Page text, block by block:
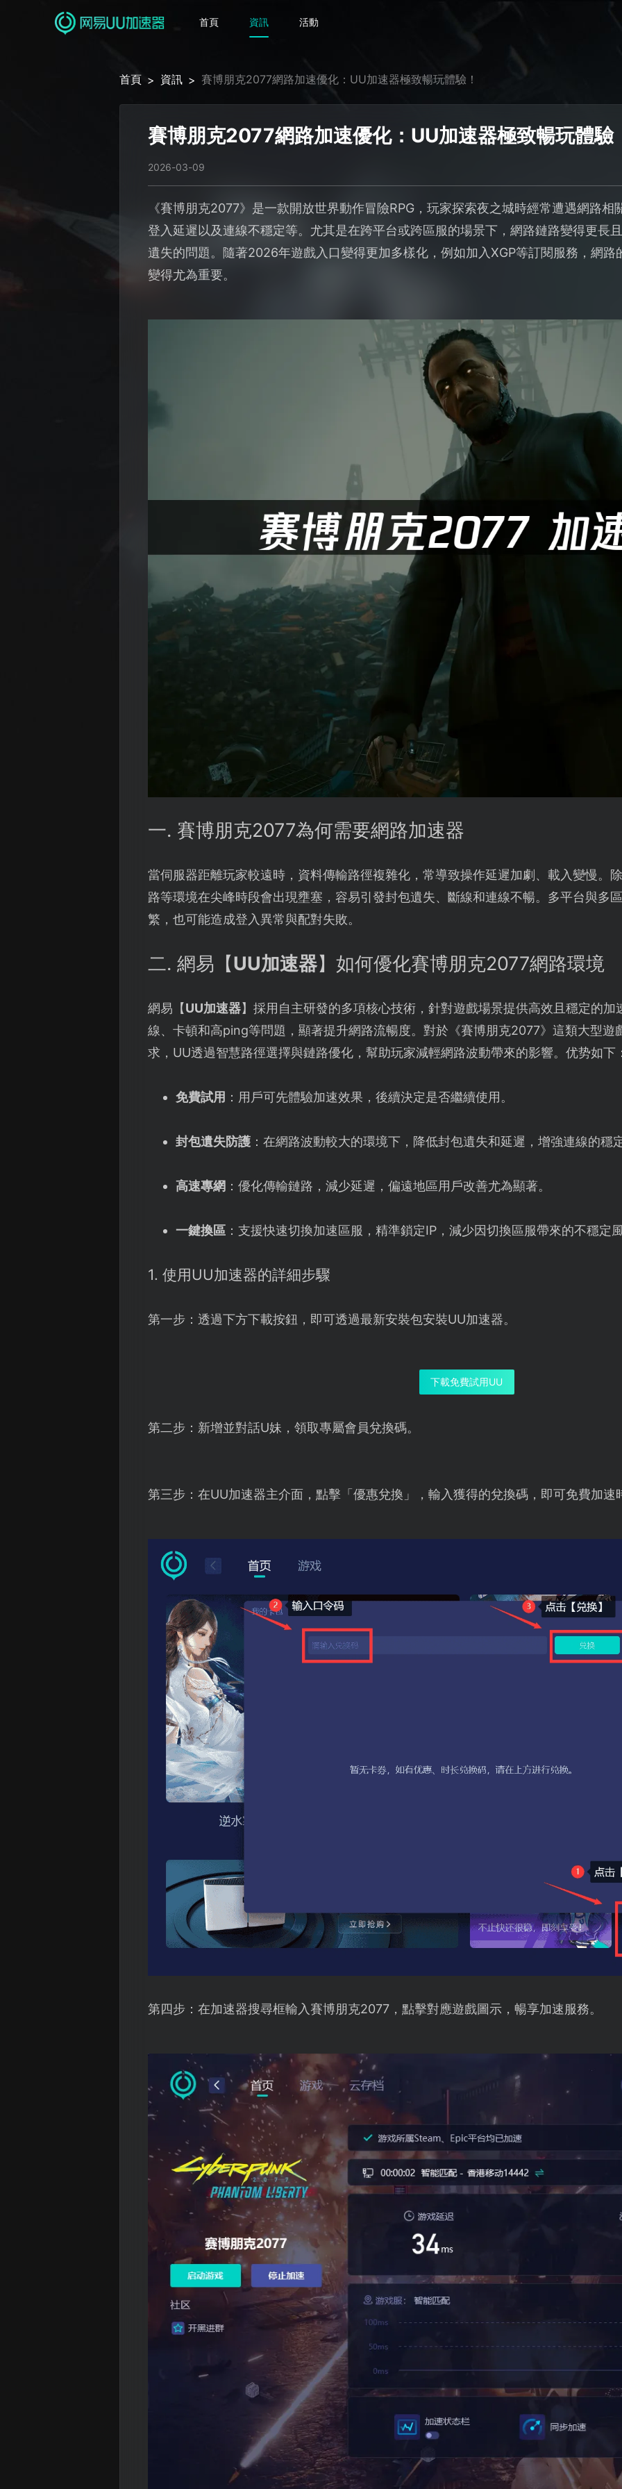
首頁 資訊 活動
首頁 > 資訊 > 賽博朋克2077網路加速優化：UU加速器極致暢玩體驗！
賽博朋克2077網路加速優化：UU加速器極致暢玩體驗
2026-03-09
《賽博朋克2077》是一款開放世界動作冒險RPG，玩家探索夜之城時經常遭遇網路
登入延遲以及連線不穩定等。尤其是在跨平台或跨區服的場景下，網路鏈路變得更長
遺失的問題。隨著2026年遊戲入口變得更加多樣化，例如加入XGP等訂閱服務，網路
變得尤為重要。
一. 賽博朋克2077為何需要網路加速器
當伺服器距離玩家較遠時，資料傳輸路徑複雜化，常導致操作延遲加劇、載入變慢。
路等環境在尖峰時段會出現壅塞，容易引發封包遺失、斷線和連線不暢。多平台與多
繁，也可能造成登入異常與配對失敗。
二. 網易【UU加速器】如何優化賽博朋克2077網路環境
網易【UU加速器】採用自主研發的多項核心技術，針對遊戲場景提供高效且穩定的
線、卡頓和高ping等問題，顯著提升網路流暢度。對於《賽博朋克2077》這類大型遊
求，UU透過智慧路徑選擇與鏈路優化，幫助玩家減輕網路波動帶來的影響。优势如下
免費試用 ：用戶可先體驗加速效果，後續決定是否繼續使用。
封包遺失防護：在網路波動較大的環境下，降低封包遺失和延遲，增強連線的穩
高速專網 ：優化傳輸鏈路，減少延遲，偏遠地區用戶改善尤為顯著。
一鍵換區：支援快速切換加速區服，精準鎖定IP，減少因切換區服帶來的不穩定
1. 使用UU加速器的詳細步驟
第一步：透過下方下載按鈕，即可透過最新安裝包安裝UU加速器。
下載免費試用UU
第二步：新增並對話U妹，領取專屬會員兌換碼。
第三步：在UU加速器主介面，點擊「優惠兌換」，輸入獲得的兌換碼，即可免費加速
第四步：在加速器搜尋框輸入賽博朋克2077，點擊對應遊戲圖示，暢享加速服務。